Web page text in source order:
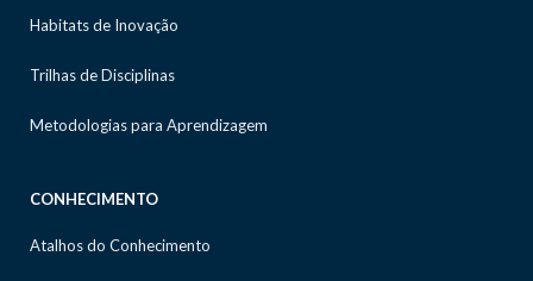
Habitats de Inovação
Trilhas de Disciplinas
Metodologias para Aprendizagem
CONHECIMENTO
Atalhos do Conhecimento